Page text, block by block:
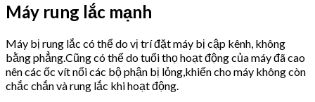
Máy rung lắc mạnh
Máy bị rung lắc có thể do vị trí đặt máy bị cập kênh, không
bằng phẳng.Cũng có thể do tuổi thọ hoạt động của máy đã cao
nên các ốc vít nối các bộ phận bị lỏng,khiến cho máy không còn
chắc chắn và rung lắc khi hoạt động.